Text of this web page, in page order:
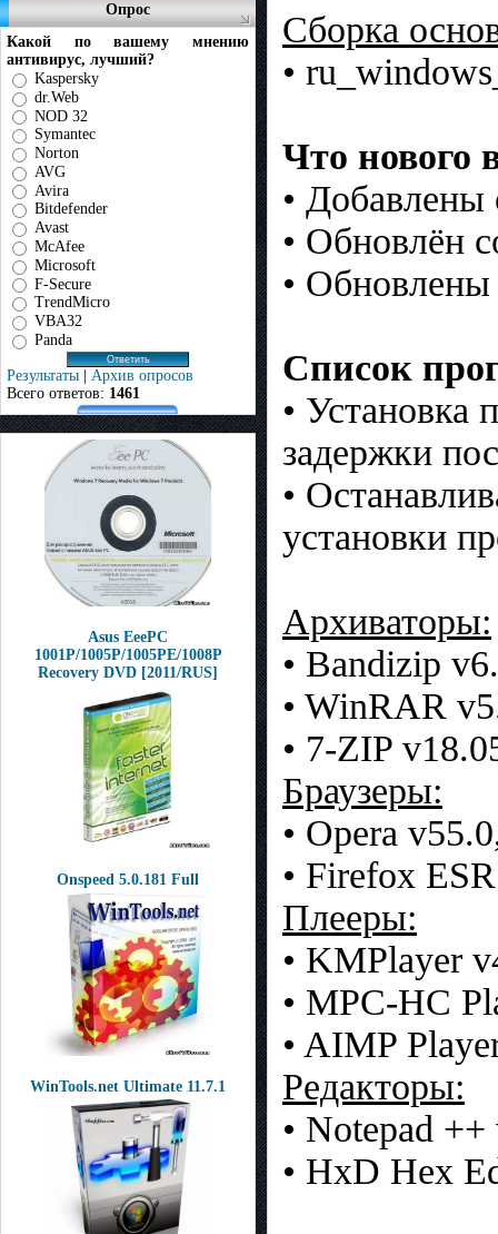
Опрос
Какой по вашему мнению
антивирус, лучший?
Kaspersky
dr.Web
NOD 32
Symantec
Norton
AVG
Avira
Bitdefender
Avast
McAfee
Microsoft
F-Secure
TrendMicro
VBA32
Panda
Результаты | Архив опросов
Всего ответов: 1461
Asus EeePC
1001P/1005P/1005PE/1008P
Recovery DVD [2011/RUS]
Onspeed 5.0.181 Full
WinTools.net Ultimate 11.7.1
Сборка
•
Что нового
• Добавлены
• Обновлён
•
Список
•
задержки
•
установки
Архиваторы:
• Bandizip
• WinRAR
• 7-ZIP
Браузеры:
• Opera
• Firefox
Плееры:
• KMPlayer
• MPC-HC
• AIMP
Редакторы:
• Notepad
• HxD Hex